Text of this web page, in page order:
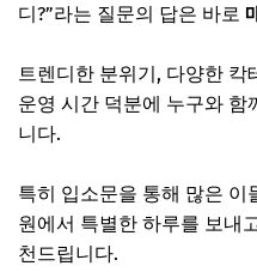
디?”라는 질문의 답은 바로
트렌디한 분위기, 다양한 칵
운영 시간 덕분에 누구와 함
니다.
특히 입소문을 통해 많은 이
원에서 특별한 하루를 보내
천드립니다.